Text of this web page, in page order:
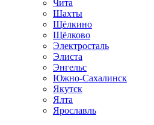
Чита
Шахты
Щёлкино
Щёлково
Электросталь
Элиста
Энгельс
Южно-Сахалинск
Якутск
Ялта
Ярославль